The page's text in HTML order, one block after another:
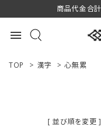
商品代金合
menu
ACCOUNT MENU
TOP > 漢字 > 心無累
[ 並び順を変更 ]